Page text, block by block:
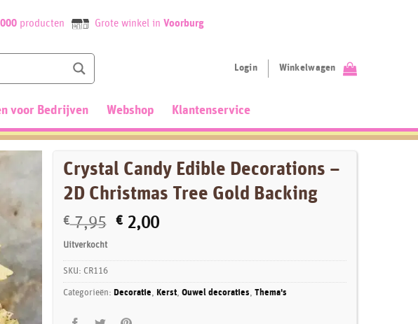
producten Grote winkel in Voorburg
Login Winkelwagen
voor Bedrijven Webshop Klantenservice
Crystal Candy Edible Decorations –
2D Christmas Tree Gold Backing
€7,95 Oorspronkelijke
was:
€2,00Huidige
is:
Uitverkocht
SKU: CR116
Categorieën: Decoratie, Kerst, Ouwel decoraties, Thema's